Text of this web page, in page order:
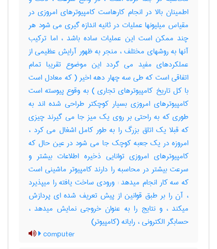
اطمینان بالا در انجام کارهاست کامپیوترهای امروزی در
مقیاس میلیونها عملیات در ثانیه اندازه گیری می شود هر
چند ممکن است این عملیات ساده باشد ، اما ترکیب
آنها به روشهای مختلف ، منجر به ظهور آرایش عظیمی از
عملکردهای مفید می گردد این موضوع تقریبا تمام
اتفاقی است که طی سه چهار دهه اخیر ( که معادل است
با کل تاریخ کامپیوترهای تجاری ) به وقوع پیوسته است
کامپیوترهای امروزی بسیار کوچکتر طراحی شده اند به
طوری که به راحتی بر روی یک میز جا می گیرند چیزی
که قبلا یک اتاق بزرگ را به طور کامل اشغال می کرد ،
امروزه در یک جعبه کوچک جا می شود در عین حال که
کامپیوترهای امروزی توانایی ذخیره اطلاعات بیشتر و
سرعت بیشتر در محاسبه را دارند کامپیوتر ماشینی است
که سه کار انجام میدهد : ورودی ساخت یافته را میپذیرد
، آن را بر طبق قوانین از پیش تعریف شده ای پردازش
میکند ، و نتایج را به عنوان خروجی نمایش میدهد ،
حسابگر الکترونی ، رایانه (کامپیوتر)
computer